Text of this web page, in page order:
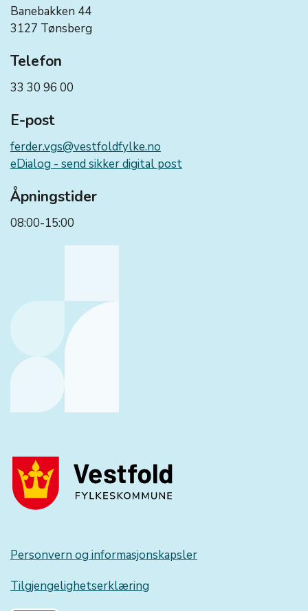
Banebakken 44
3127 Tønsberg
Telefon
33 30 96 00
E-post
ferder.vgs@vestfoldfylke.no
eDialog - send sikker digital post
Åpningstider
08:00-15:00
Personvern og informasjonskapsler
Tilgjengelighetserklæring